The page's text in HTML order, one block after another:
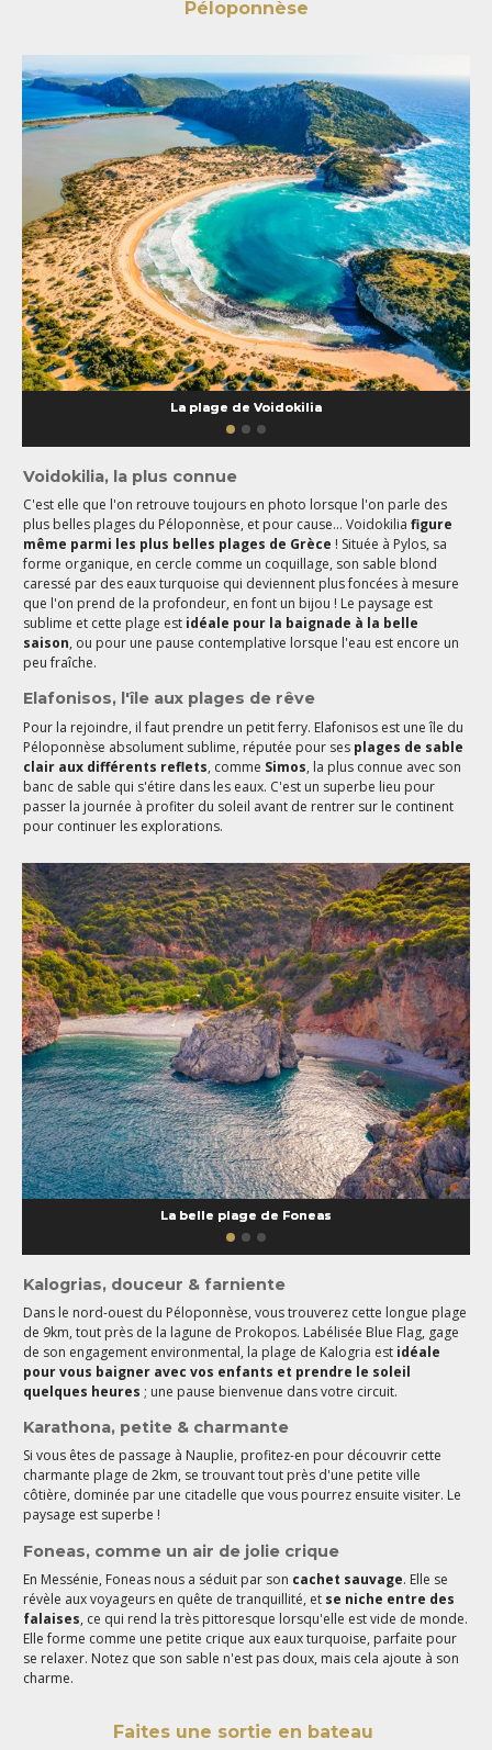
Péloponnèse
La plage de Voidokilia
Voidokilia, la plus connue
C'est elle que l'on retrouve toujours en photo lorsque l'on parle des
plus belles plages du Péloponnèse, et pour cause... Voidokiliafigure
même parmi les plus belles plages de Grèce ! Située à Pylos, sa
forme organique, en cercle comme un coquillage, son sable blond
caressé par des eaux turquoise qui deviennent plus foncées à mesure
que l'on prend de la profondeur, en font un bijou ! Le paysage est
sublime et cette plage est idéale pour la baignade à la belle
saison, ou pour une pause contemplative lorsque l'eau est encore un
peu fraîche.
Elafonisos, l'île aux plages de rêve
Pour la rejoindre, il faut prendre un petit ferry. Elafonisos est une île du
Péloponnèse absolument sublime, réputée pour ses plages de sable
clair aux différents reflets, comme Simos, la plus connue avec son
banc de sable qui s'étire dans les eaux. C'est un superbe lieu pour
passer la journée à profiter du soleil avant de rentrer sur le continent
pour continuer les explorations.
La belle plage de Foneas
Kalogrias, douceur & farniente
Dans le nord-ouest du Péloponnèse, vous trouverez cette longue plage
de 9km, tout près de la lagune de Prokopos. Labélisée Blue Flag, gage
de son engagement environmental, la plage de Kalogria est idéale
pour vous baigner avec vos enfants et prendre le soleil
quelques heures ; une pause bienvenue dans votre circuit.
Karathona, petite & charmante
Si vous êtes de passage à Nauplie, profitez-en pour découvrir cette
charmante plage de 2km, se trouvant tout près d'une petite ville
côtière, dominée par une citadelle que vous pourrez ensuite visiter. Le
paysage est superbe !
Foneas, comme un air de jolie crique
En Messénie, Foneas nous a séduit par son cachet sauvage. Elle se
révèle aux voyageurs en quête de tranquillité, et se niche entre des
falaises, ce qui rend la très pittoresque lorsqu'elle est vide de monde.
Elle forme comme une petite crique aux eaux turquoise, parfaite pour
se relaxer. Notez que son sable n'est pas doux, mais cela ajoute à son
charme.
Faites une sortie en bateau